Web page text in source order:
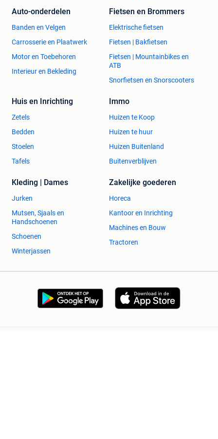
Auto-onderdelen
Banden en Velgen
Carrosserie en Plaatwerk
Motor en Toebehoren
Interieur en Bekleding
Fietsen en Brommers
Elektrische fietsen
Fietsen | Bakfietsen
Fietsen | Mountainbikes en
ATB
Snorfietsen en Snorscooters
Huis en Inrichting
Zetels
Bedden
Stoelen
Tafels
Immo
Huizen te Koop
Huizen te huur
Huizen Buitenland
Buitenverblijven
Kleding | Dames
Jurken
Mutsen, Sjaals en
Handschoenen
Schoenen
Winterjassen
Zakelijke goederen
Horeca
Kantoor en Inrichting
Machines en Bouw
Tractoren